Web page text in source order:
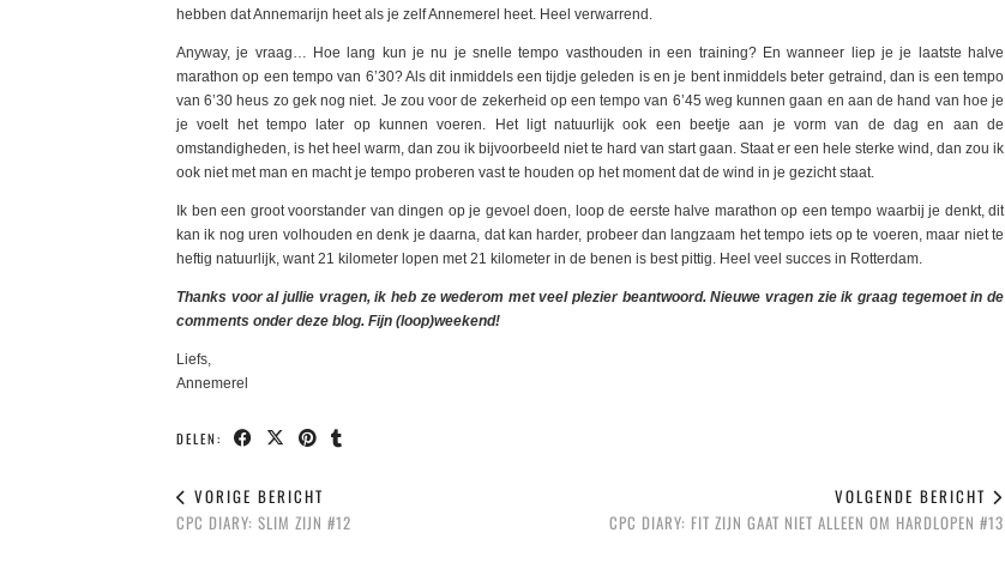
hebben dat Annemarijn heet als je zelf Annemerel heet. Heel verwarrend.
Anyway, je vraag… Hoe lang kun je nu je snelle tempo vasthouden in een training? En wanneer liep je je laatste halve
marathon op een tempo van 6’30? Als dit inmiddels een tijdje geleden is en je bent inmiddels beter getraind, dan is een tempo
van 6’30 heus zo gek nog niet. Je zou voor de zekerheid op een tempo van 6’45 weg kunnen gaan en aan de hand van hoe je
je voelt het tempo later op kunnen voeren. Het ligt natuurlijk ook een beetje aan je vorm van de dag en aan de
omstandigheden, is het heel warm, dan zou ik bijvoorbeeld niet te hard van start gaan. Staat er een hele sterke wind, dan zou ik
ook niet met man en macht je tempo proberen vast te houden op het moment dat de wind in je gezicht staat.
Ik ben een groot voorstander van dingen op je gevoel doen, loop de eerste halve marathon op een tempo waarbij je denkt, dit
kan ik nog uren volhouden en denk je daarna, dat kan harder, probeer dan langzaam het tempo iets op te voeren, maar niet te
heftig natuurlijk, want 21 kilometer lopen met 21 kilometer in de benen is best pittig. Heel veel succes in Rotterdam.
Thanks voor al jullie vragen, ik heb ze wederom met veel plezier beantwoord. Nieuwe vragen zie ik graag tegemoet in de
comments onder deze blog. Fijn (loop)weekend!
Liefs,
Annemerel
DELEN:
VORIGE BERICHT
CPC DIARY: SLIM ZIJN #12
VOLGENDE BERICHT
CPC DIARY: FIT ZIJN GAAT NIET ALLEEN OM HARDLOPEN #13